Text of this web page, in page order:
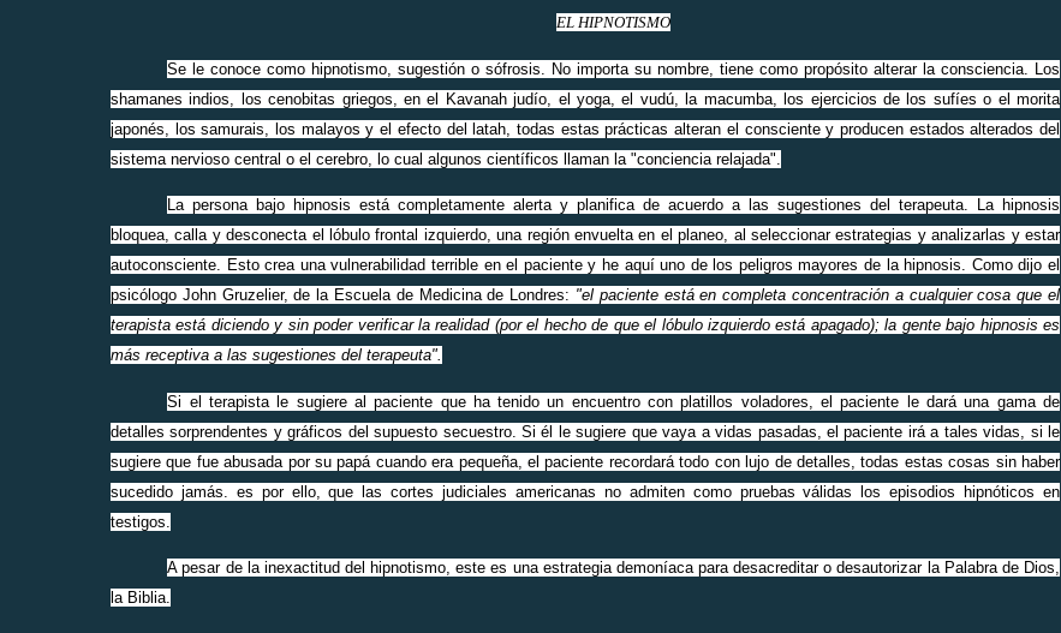
EL HIPNOTISMO
Se le conoce como hipnotismo, sugestión o sófrosis. No importa su nombre, tiene como propósito alterar la consciencia. Los
shamanes indios, los cenobitas griegos, en el Kavanah judío, el yoga, el vudú, la macumba, los ejercicios de los sufíes o el morita
japonés, los samurais, los malayos y el efecto del latah, todas estas prácticas alteran el consciente y producen estados alterados del
sistema nervioso central o el cerebro, lo cual algunos científicos llaman la "conciencia relajada".
La persona bajo hipnosis está completamente alerta y planifica de acuerdo a las sugestiones del terapeuta. La hipnosis
bloquea, calla y desconecta el lóbulo frontal izquierdo, una región envuelta en el planeo, al seleccionar estrategias y analizarlas y estar
autoconsciente. Esto crea una vulnerabilidad terrible en el paciente y he aquí uno de los peligros mayores de la hipnosis. Como dijo el
psicólogo John Gruzelier, de la Escuela de Medicina de Londres: "el paciente está en completa concentración a cualquier cosa que el
terapista está diciendo y sin poder verificar la realidad (por el hecho de que el lóbulo izquierdo está apagado); la gente bajo hipnosis es
más receptiva a las sugestiones del terapeuta".
Si el terapista le sugiere al paciente que ha tenido un encuentro con platillos voladores, el paciente le dará una gama de
detalles sorprendentes y gráficos del supuesto secuestro. Si él le sugiere que vaya a vidas pasadas, el paciente irá a tales vidas, si le
sugiere que fue abusada por su papá cuando era pequeña, el paciente recordará todo con lujo de detalles, todas estas cosas sin haber
sucedido jamás. es por ello, que las cortes judiciales americanas no admiten como pruebas válidas los episodios hipnóticos en
testigos.
A pesar de la inexactitud del hipnotismo, este es una estrategia demoníaca para desacreditar o desautorizar la Palabra de Dios,
la Biblia.